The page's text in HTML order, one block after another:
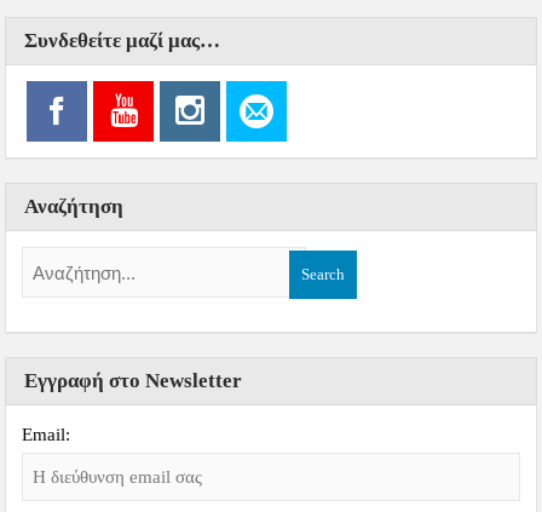
Συνδεθείτε μαζί μας…
Αναζήτηση
Εγγραφή στο Newsletter
Email: